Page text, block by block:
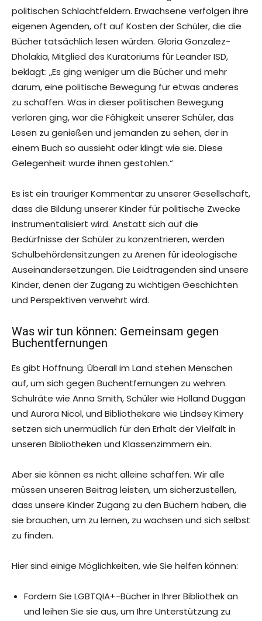
politischen Schlachtfeldern. Erwachsene verfolgen ihre
eigenen Agenden, oft auf Kosten der Schüler, die die
Bücher tatsächlich lesen würden. Gloria Gonzalez-
Dholakia, Mitglied des Kuratoriums für Leander ISD,
beklagt: „Es ging weniger um die Bücher und mehr
darum, eine politische Bewegung für etwas anderes
zu schaffen. Was in dieser politischen Bewegung
verloren ging, war die Fähigkeit unserer Schüler, das
Lesen zu genießen und jemanden zu sehen, der in
einem Buch so aussieht oder klingt wie sie. Diese
Gelegenheit wurde ihnen gestohlen.“
Es ist ein trauriger Kommentar zu unserer Gesellschaft,
dass die Bildung unserer Kinder für politische Zwecke
instrumentalisiert wird. Anstatt sich auf die
Bedürfnisse der Schüler zu konzentrieren, werden
Schulbehördensitzungen zu Arenen für ideologische
Auseinandersetzungen. Die Leidtragenden sind unsere
Kinder, denen der Zugang zu wichtigen Geschichten
und Perspektiven verwehrt wird.
Was wir tun können: Gemeinsam gegen
Buchentfernungen
Es gibt Hoffnung. Überall im Land stehen Menschen
auf, um sich gegen Buchentfernungen zu wehren.
Schulräte wie Anna Smith, Schüler wie Holland Duggan
und Aurora Nicol, und Bibliothekare wie Lindsey Kimery
setzen sich unermüdlich für den Erhalt der Vielfalt in
unseren Bibliotheken und Klassenzimmern ein.
Aber sie können es nicht alleine schaffen. Wir alle
müssen unseren Beitrag leisten, um sicherzustellen,
dass unsere Kinder Zugang zu den Büchern haben, die
sie brauchen, um zu lernen, zu wachsen und sich selbst
zu finden.
Hier sind einige Möglichkeiten, wie Sie helfen können:
Fordern Sie LGBTQIA+-Bücher in Ihrer Bibliothek an
und leihen Sie sie aus, um Ihre Unterstützung zu